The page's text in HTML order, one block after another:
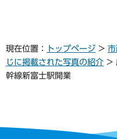
現在位置： トップページ > 市
じに掲載された写真の紹介 >
幹線新富士駅開業